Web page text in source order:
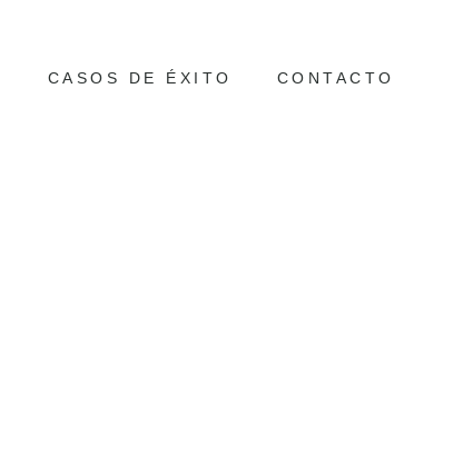
CASOS DE ÉXITO CONTACTO